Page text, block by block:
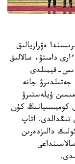
ەۋرازيالىق
دامىتۋ، سالالىق
ءىس-قيمىلدى
جانە
ۇيلەستىرۋ
كوميسسيانىڭ كۇن
تىڭدالدى. اتاپ
دالىزدەرىن